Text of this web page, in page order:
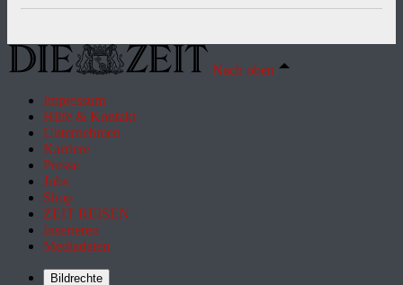
Nach oben
Impressum
Hilfe & Kontakt
Unternehmen
Karriere
Presse
Jobs
Shop
ZEIT REISEN
Inserieren
Mediadaten
Bildrechte